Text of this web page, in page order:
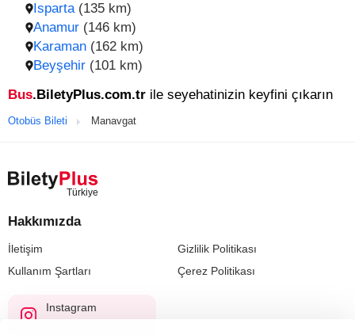
Isparta(135 km)
Anamur (146 km)
Karaman (162 km)
Beyşehir (101 km)
Bus.BiletyPlus.com.tr ile seyehatinizin keyfini çıkarın
Otobüs Bileti Manavgat
Hakkımızda
İletişim
Gizlilik Politikası
Kullanım Şartları
Çerez Politikası
Instagram
@biletyplus_turkiye